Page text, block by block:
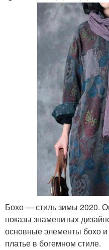
Бохо — стиль зимы 2020.
показы знаменитых
основные элементы бохо и
платье в богемном стиле.